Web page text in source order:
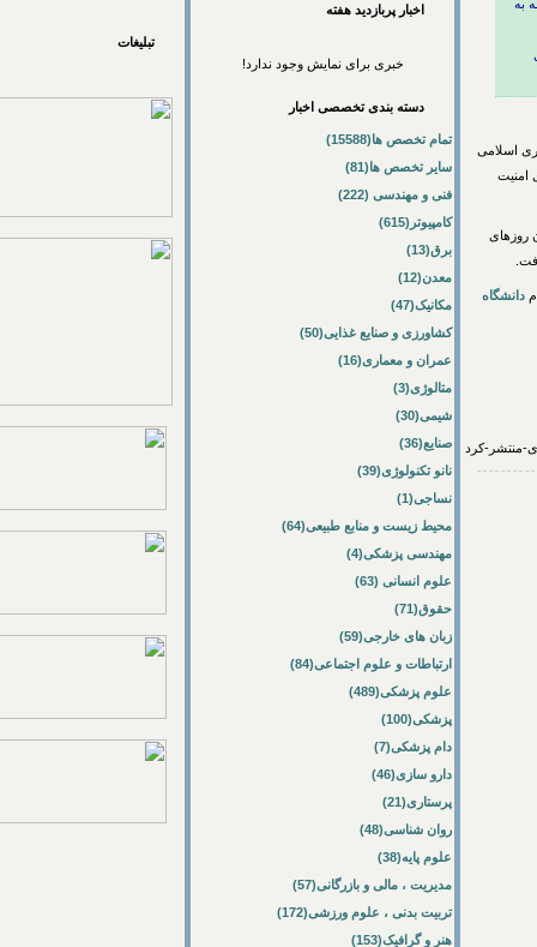
اخبار پربازديد هفته
خبری برای نمایش وجود ندارد!
دسته بندی تخصصی اخبار
تمام تخصص ها(15588)
سایر تخصص ها(81)
فنی و مهندسی (222)
کامپیوتر(615)
برق(13)
معدن(12)
مکانیک(47)
کشاورزی و صنایع غذایی(50)
عمران و معماری(16)
متالوژی(3)
شیمی(30)
صنایع(36)
نانو تکنولوژی(39)
نساجی(1)
محیط زیست و منابع طبیعی(64)
مهندسی پزشکی(4)
علوم انسانی (63)
حقوق(71)
زبان های خارجی(59)
ارتباطات و علوم اجتماعی(84)
علوم پزشکی(489)
پزشکی(100)
دام پزشکی(7)
دارو سازی(46)
پرستاری(21)
روان شناسی(48)
علوم پایه(38)
مدیریت ، مالی و بازرگانی(57)
تربیت بدنی ، علوم ورزشی(172)
هنر و گرافیک(153)
تبلیغات